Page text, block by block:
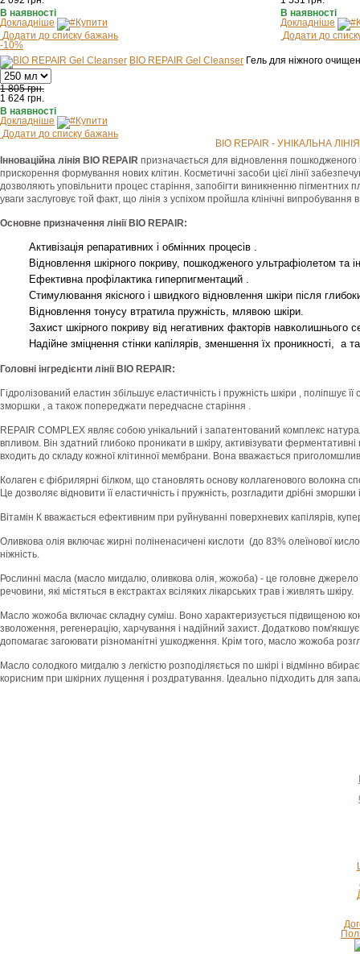
В наявності
Докладніше
Купити
Додати до списку бажань
В наявності
Докладніше
Додати до
-10%
BIO REPAIR Gel Cleanser Гель для ніжного
1 805 грн.
1 624 грн.
В наявності
Докладніше
Купити
Додати до списку бажань
BIO REPAIR - УНІКАЛЬНА
Інноваційна лінія BIO REPAIR призначається для відновлення
прискорення формування нових клітин. Косметичні засоби цієї лінії
дозволяють уповільнити процес старіння, запобігти виникненню пігментних
уваги заслуговує той факт, що лінія з успіхом пройшла клінічні
Основне призначення лінії BIO REPAIR:
Активізація репаративних і обмінних процесів .
Відновлення шкірного покриву, пошкодженого ультрафіолетом та
Ефективна профілактика гиперпигментаций .
Стимулювання якісного і швидкого відновлення шкіри після
Відновлення тонусу втратила пружність, млявою шкіри.
Захист шкірного покриву від негативних факторів навколишнього
Надійне зміцнення стінки капілярів, зменшення їх проникності, а
Головні інгредієнти лінії BIO REPAIR:
Гідролізований еластин збільшує еластичність і пружність шкіри , поліпшує
зморшки , а також попереджати передчасне старіння .
REPAIR COMPLEX являє собою унікальний і запатентований комплекс
впливом. Він здатний глибоко проникати в шкіру, активізувати
входить до складу кожної клітинної мембрани. Вона вважається
Колаген є фібрилярні білком, що становлять основу коллагенового волокна
Це дозволяє відновити її еластичність і пружність, розгладити дрібні
Вітамін К вважається ефективним при руйнуванні поверхневих капілярів,
Оливкова олія включає жирні поліненасичені кислоти (до 83% олеїнової
ніжність.
Рослинні масла (масло мигдалю, оливкова олія, жожоба) - це головне
речовини, які містяться в екстрактах всіляких лікарських трав і живлять шкіру.
Масло жожоба включає складну суміш. Воно характеризується підвищеною
зволоження, регенерацію, харчування і надійний захист. Додатково
допомагає загоювати різноманітні ушкодження. Крім того, масло жожоба
Масло солодкого мигдалю з легкістю розподіляється по шкірі і відмінно
корисним при шкірних лущення і роздратування. Ідеально підходить для